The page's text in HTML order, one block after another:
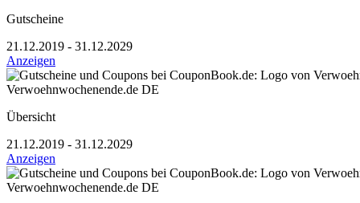
Gutscheine
21.12.2019 - 31.12.2029
Anzeigen
Verwoehnwochenende.de DE
Übersicht
21.12.2019 - 31.12.2029
Anzeigen
Verwoehnwochenende.de DE